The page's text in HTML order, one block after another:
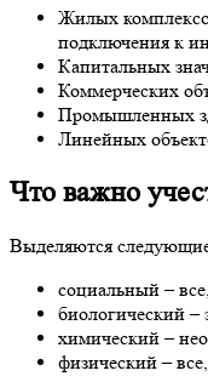
Жилых
подключения к
Капитальных
Коммерческих
Промышленных
Линейных
Что важно
Выделяются
социальный –
биологический –
химический –
физический –